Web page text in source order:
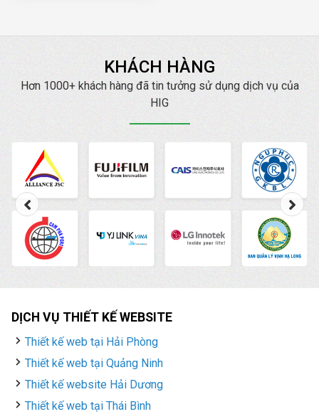
KHÁCH HÀNG
Hơn 1000+ khách hàng đã tin tưởng sử dụng dịch vụ của
HIG
DỊCH VỤ THIẾT KẾ WEBSITE
Thiết kế web tại Hải Phòng
Thiết kế web tại Quảng Ninh
Thiết kế website Hải Dương
Thiết kế web tại Thái Bình